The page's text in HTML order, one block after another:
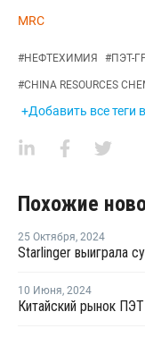
MRC
#НЕФТЕХИМИЯ #ПЭТ-
#CHINA RESOURCES
+Добавить все теги
Похожие
25 Октября, 2024
10 Июня, 2024
Китайский рынок